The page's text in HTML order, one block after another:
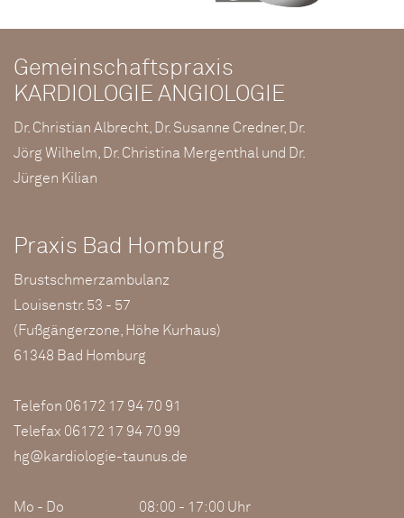
Gemeinschaftspraxis
KARDIOLOGIE ANGIOLOGIE
Dr. Christian Albrecht, Dr. Susanne Credner, Dr.
Jörg Wilhelm, Dr. Christina Mergenthal und Dr.
Jürgen Kilian
Praxis Bad Homburg
Brustschmerzambulanz
Louisenstr. 53 - 57
(Fußgängerzone, Höhe Kurhaus)
61348 Bad Homburg
Telefon 06172 17 94 70 91
Telefax 06172 17 94 70 99
hg@kardiologie-taunus.de
Mo - Do
08:00 - 17:00 Uhr